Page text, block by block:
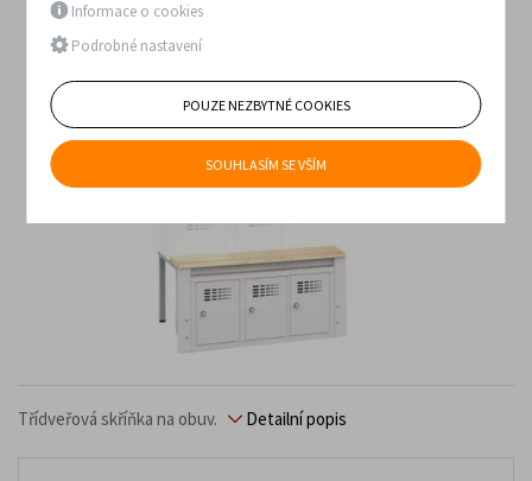
Třídveřová skříňka na obuv. Detailní popis
Informace o cookies
Podrobné nastavení
POUZE NEZBYTNÉ COOKIES
SOUHLASÍM SE VŠÍM